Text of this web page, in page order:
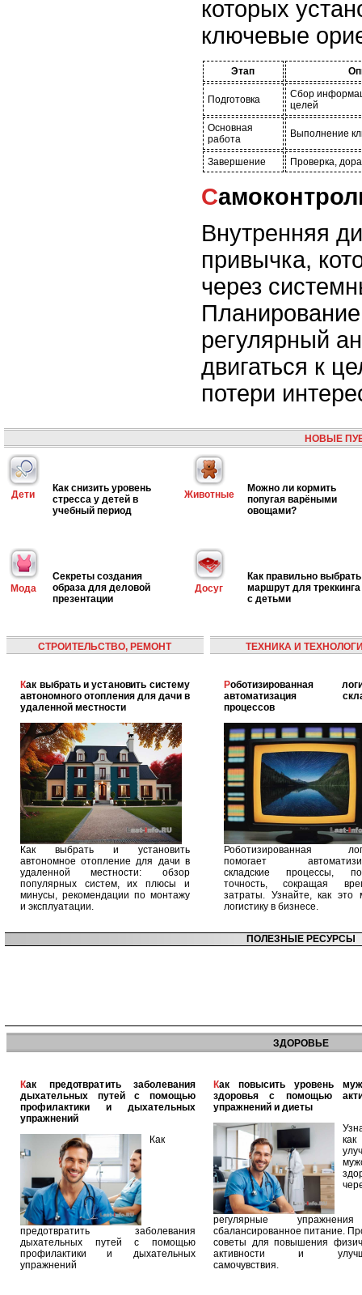
которых
ключевые
Этап
Подготовка
Сбор
целей
Основная
работа
Выполнение
Завершение Проверка,
Внутренняя
привычка,
через
регулярный
двигаться к
потери
НОВЫЕ
Дети
Как снизить уровень
стресса у детей в
учебный период
Животные
Можно ли кормить
попугая варёными
овощами?
Мода
Секреты создания
образа для деловой
презентации
Досуг
Как правильно выбрать
маршрут для треккинга
с детьми
СТРОИТЕЛЬСТВО, РЕМОНТ
Как выбрать и установить систему
автономного отопления для дачи в
удаленной местности
Как выбрать и установить
автономное отопление для дачи в
удаленной местности: обзор
популярных систем, их плюсы и
минусы, рекомендации по монтажу
и эксплуатации.
ТЕХНИКА И
Роботизированная логистика:
автоматизация
процессов
Роботизированная
помогает
складские процессы,
точность, сокращая
затраты. Узнайте, как это
логистику в бизнесе.
ПОЛЕЗНЫЕ РЕСУРСЫ
ЗДОРОВЬЕ
Как предотвратить заболевания
дыхательных путей с помощью
профилактики и дыхательных
упражнений
Как
предотвратить заболевания
дыхательных путей с помощью
профилактики и дыхательных
упражнений
Как повысить уровень мужского
здоровья с помощью
упражнений и диеты
как
регулярные
сбалансированное питание.
советы для повышения
активности и
самочувствия.